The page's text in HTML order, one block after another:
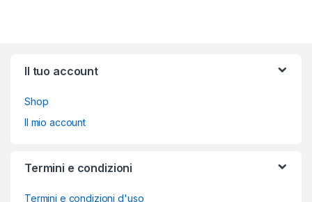
Il tuo account
Shop
Il mio account
Termini e condizioni
Termini e condizioni d'uso